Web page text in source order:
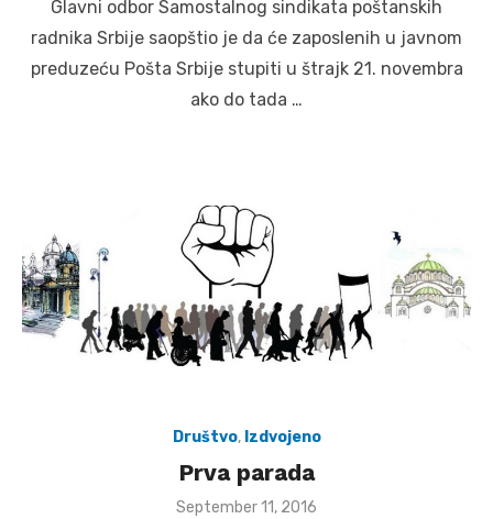
Glavni odbor Samostalnog sindikata poštanskih
radnika Srbije saopštio je da će zaposlenih u javnom
preduzeću Pošta Srbije stupiti u štrajk 21. novembra
ako do tada …
Društvo, Izdvojeno
Prva parada
Posted
September 11, 2016